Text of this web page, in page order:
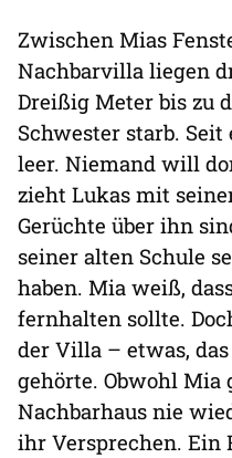
Zwischen Mias
Nachbarvilla liegen
Dreißig Meter bis zu
Schwester starb.
leer. Niemand will
zieht Lukas mit
Gerüchte über ihn
seiner alten Schule
haben. Mia weiß,
fernhalten sollte.
der Villa – etwas,
gehörte. Obwohl Mia
Nachbarhaus nie
ihr Versprechen. Ein